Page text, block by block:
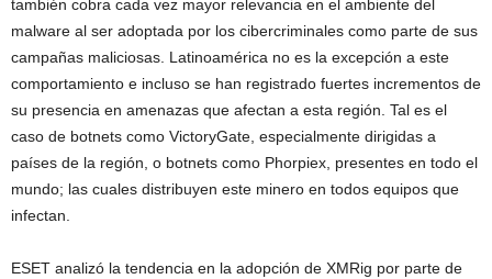
también cobra cada vez mayor relevancia en el ambiente del
malware al ser adoptada por los cibercriminales como parte de sus
campañas maliciosas. Latinoamérica no es la excepción a este
comportamiento e incluso se han registrado fuertes incrementos de
su presencia en amenazas que afectan a esta región. Tal es el
caso de botnets como VictoryGate, especialmente dirigidas a
países de la región, o botnets como Phorpiex, presentes en todo el
mundo; las cuales distribuyen este minero en todos equipos que
infectan.
ESET analizó la tendencia en la adopción de XMRig por parte de